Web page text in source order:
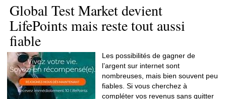
Global Test Market devient
LifePoints mais reste tout aussi
fiable
Les possibilités de gagner de
l’argent sur internet sont
nombreuses, mais bien souvent peu
fiables. Si vous cherchez à
compléter vos revenus sans quitter